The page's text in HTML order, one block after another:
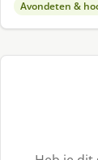
Avondeten &